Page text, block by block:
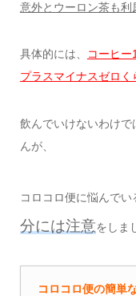
意外とウーロン茶も利
具体的には、
コーヒー
プラスマイナスゼロく
飲んでいけないわけ
んが、
コロコロ便に悩んでい
分には注意をしま
コロコロ便の簡単